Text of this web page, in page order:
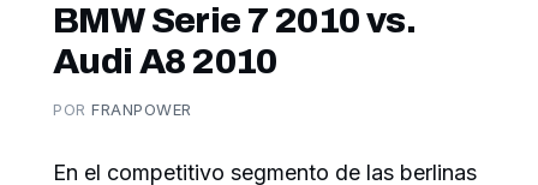
BMW Serie 7 2010 vs.
Audi A8 2010
PORFRANPOWER
En el competitivo segmento de las berlinas